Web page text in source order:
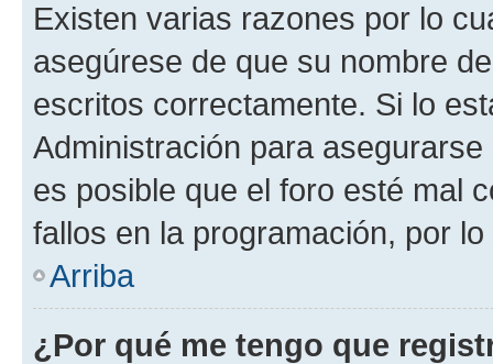
Existen varias razones por lo
asegúrese de que su nombre
escritos correctamente. Si lo
Administración para
es posible que el foro esté mal
fallos en la programación, por
Arriba
¿Por qué me tengo que